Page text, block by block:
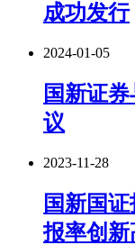
成功发行
2024-01-05
国新证
议
2023-11-28
国新国
报率创新